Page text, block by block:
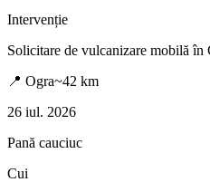
Intervenție
Solicitare de vulcanizare mobilă în
📍 Ogra~42 km
26 iul. 2026
Pană cauciuc
Cui